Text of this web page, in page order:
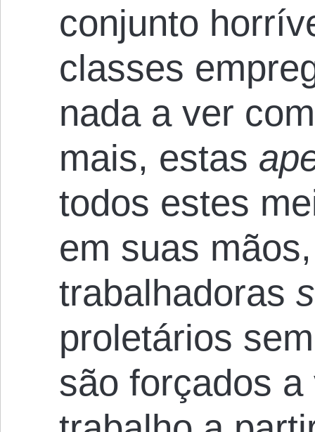
conjunto
classes
nada a ver
mais, estas
todos estes
em suas
trabalhadoras
proletários
são forçados